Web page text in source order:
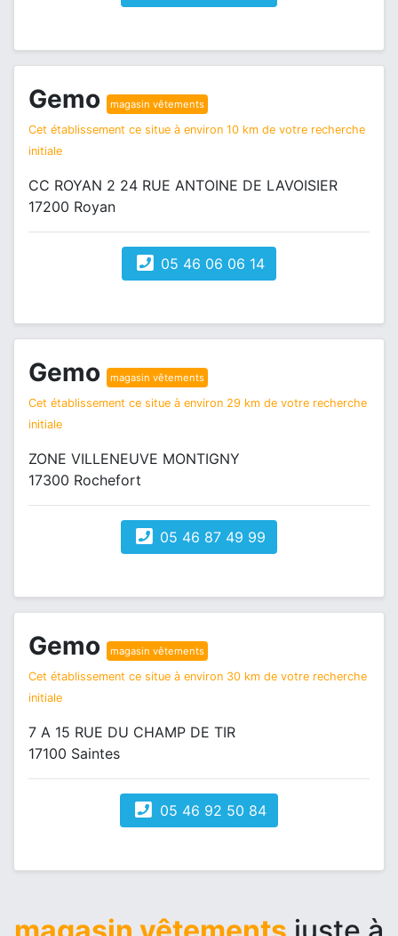
Gemo magasin vêtements
Cet établissement ce situe à environ 10 km de votre recherche
initiale
CC ROYAN 2 24 RUE ANTOINE DE LAVOISIER
17200 Royan
05 46 06 06 14
Gemo magasin vêtements
Cet établissement ce situe à environ 29 km de votre recherche
initiale
ZONE VILLENEUVE MONTIGNY
17300 Rochefort
05 46 87 49 99
Gemo magasin vêtements
Cet établissement ce situe à environ 30 km de votre recherche
initiale
7 A 15 RUE DU CHAMP DE TIR
17100 Saintes
05 46 92 50 84